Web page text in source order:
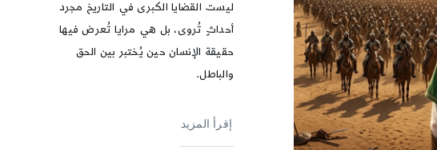
ليست القضايا الكبرى في التاريخ مجرد
أحداثٍ تُروى، بل هي مرايا تُعرض فيها
حقيقة الإنسان حين يُختبر بين الحق
والباطل.
إقرأ المزيد